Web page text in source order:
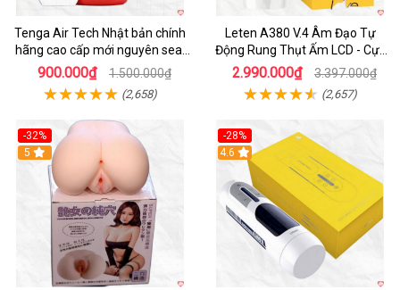
Tenga Air Tech Nhật bản chính
hãng cao cấp mới nguyên seal
giá tốt
900.000₫ 1.500.000₫
(2,658)
Leten A380 V.4 Âm Đạo Tự
Động Rung Thụt Ấm LCD - Cực
Phê
2.990.000₫ 3.397.000₫
(2,657)
-32%
Hot
5
-28%
Hot
4.6